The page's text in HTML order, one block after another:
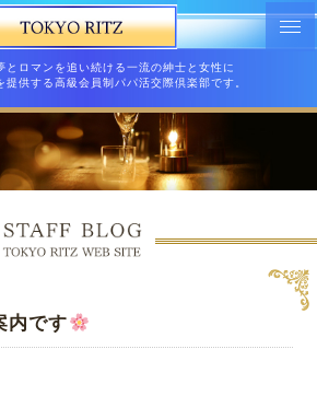
とロマンを追い続ける一流の紳士と女性に
提供する高級会員制パパ活交際倶楽部です。
内です